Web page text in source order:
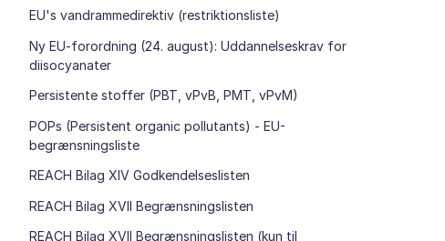
EU's vandrammedirektiv (restriktionsliste)
Ny EU-forordning (24. august): Uddannelseskrav for
diisocyanater
Persistente stoffer (PBT, vPvB, PMT, vPvM)
POPs (Persistent organic pollutants) - EU-
begrænsningsliste
REACH Bilag XIV Godkendelseslisten
REACH Bilag XVII Begrænsningslisten
REACH Bilag XVII Begrænsningslisten (kun til